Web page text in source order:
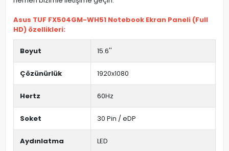
Asus TUF FX504GM-WH51 Notebook Ekran Paneli (Full
HD) özellikleri:
Boyut 15.6''
Çözünürlük 1920x1080
Hertz 60Hz
Soket 30 Pin / eDP
Aydınlatma LED